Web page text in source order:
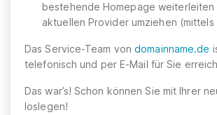
bestehende Homepage weiterleiten
aktuellen Provider umziehen
Das Service-Team vondomainname.de
telefonisch und per E-Mail für Sie
Das war’s! Schon können Sie mit Ihrer
loslegen!